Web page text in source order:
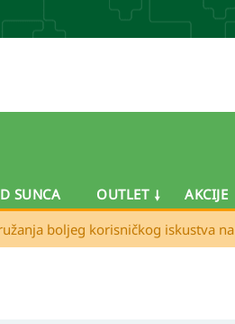
SUNCA OUTLET AKCIJE
boljeg korisničkog iskustva